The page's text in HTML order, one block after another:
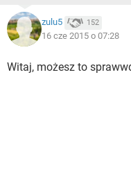
zulu5 152
16 cze 2015 o 07:28
Witaj, możesz to